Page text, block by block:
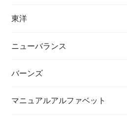
東洋
ニューバランス
バーンズ
マニュアルアルファベット